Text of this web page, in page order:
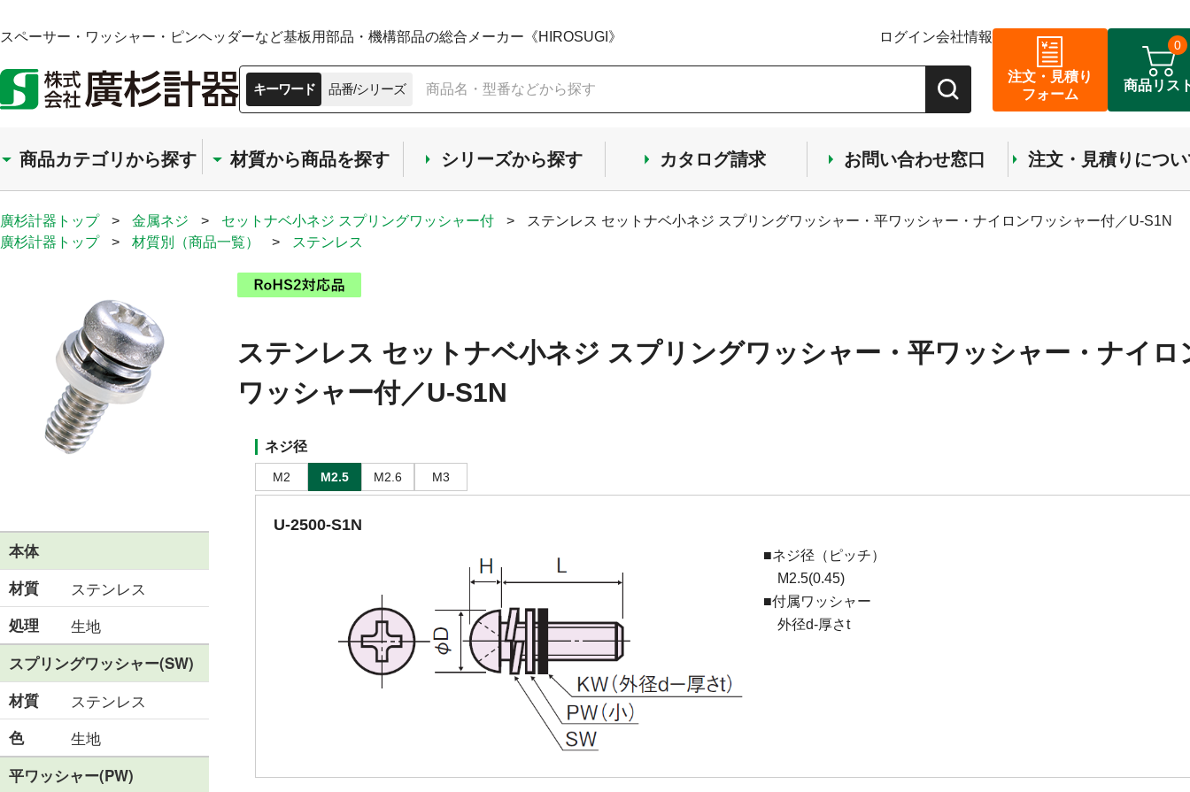
スペーサー・ワッシャー・ピンヘッダーなど基板用部品・機構部品の総合メーカー《HIROSUGI》 ログイン会社情報
キーワード 品番/シリーズ
注文・見積り
フォーム
商品リス
0
商品カテゴリから探す 材質から商品を探す シリーズから探す カタログ請求 お問い合わせ窓口 注文・見積りにつ
廣杉計器トップ > 金属ネジ > セットナベ小ネジ スプリングワッシャー付 >
ステンレス セットナベ小ネジ スプリングワッシャー・平ワッシャー・ナイロンワッシャー付／U-S1N
廣杉計器トップ
> 材質別（商品一覧） > ステンレス
本体
材質
ステンレス
処理 生地
スプリングワッシャー(SW)
材質
ステンレス
色 生地
平ワッシャー(PW)
ステンレス セットナベ小ネジ スプリングワッシャー・平ワッシャー・ナイロ
ワッシャー付／U-S1N
ネジ径
M2 M2.5 M2.6 M3
U-2500-S1N
■ネジ径（ピッチ）
M2.5(0.45)
■付属ワッシャー
外径d-厚さt